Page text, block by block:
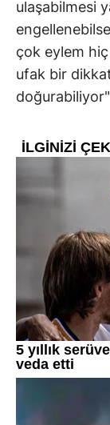
ulaşabilmesi
çok eylem
ufak bir